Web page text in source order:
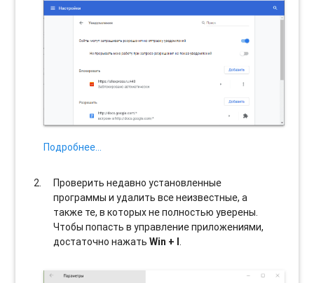
Подробнее…
Проверить недавно установленные
программы и удалить все неизвестные, а
также те, в которых не полностью уверены.
Чтобы попасть в управление приложениями,
достаточно нажатьWin + I.